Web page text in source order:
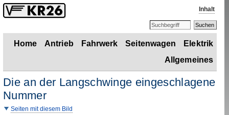
Inhalt
Home Antrieb Fahrwerk Seitenwagen
Elektrik
Allgemeines
Die an der Langschwinge eingeschlagene
Nummer
Seiten mit diesem Bild